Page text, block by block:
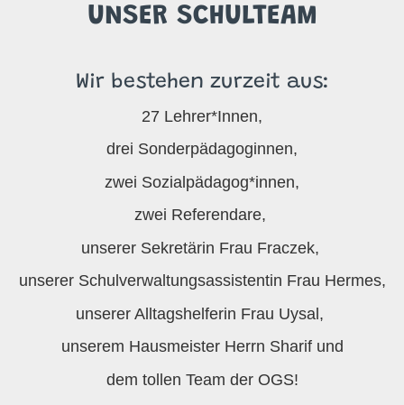
UNSER SCHULTEAM
Wir bestehen zurzeit aus:
27 Lehrer*Innen,
drei Sonderpädagoginnen,
zwei Sozialpädagog*innen,
zwei Referendare,
unserer Sekretärin Frau Fraczek,
unserer Schulverwaltungsassistentin Frau Hermes,
unserer Alltagshelferin Frau Uysal,
unserem Hausmeister Herrn Sharif und
dem tollen Team der OGS!